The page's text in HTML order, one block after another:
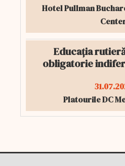
Hotel Pullman
Educația
obligatorie
Platourile DC